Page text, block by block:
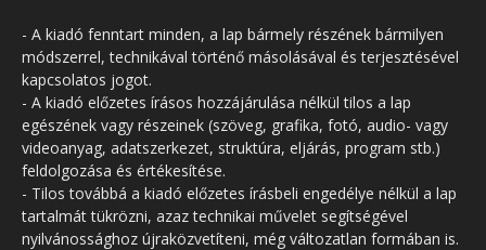
- A kiadó fenntart minden, a lap bármely részének bármilyen
módszerrel, technikával történő másolásával és terjesztésével
kapcsolatos jogot.
- A kiadó előzetes írásos hozzájárulása nélkül tilos a lap
egészének vagy részeinek (szöveg, grafika, fotó, audio- vagy
videoanyag, adatszerkezet, struktúra, eljárás, program stb.)
feldolgozása és értékesítése.
- Tilos továbbá a kiadó előzetes írásbeli engedélye nélkül a lap
tartalmát tükrözni, azaz technikai művelet segítségével
nyilvánossághoz újraközvetíteni, még változatlan formában is.